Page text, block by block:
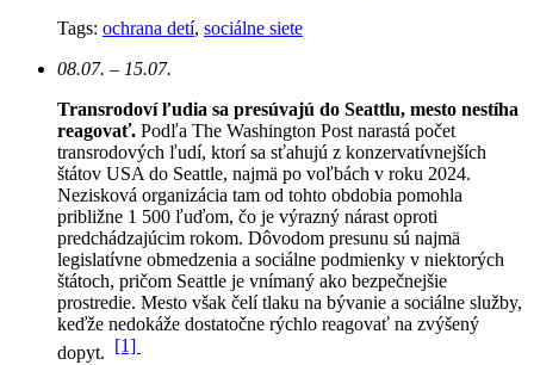
Tags: ochrana detí, sociálne siete
08.07. – 15.07.
Transrodoví ľudia sa presúvajú do Seattlu, mesto nestíha
reagovať. Podľa The Washington Post narastá počet
transrodových ľudí, ktorí sa sťahujú z konzervatívnejších
štátov USA do Seattle, najmä po voľbách v roku 2024.
Nezisková organizácia tam od tohto obdobia pomohla
približne 1 500 ľuďom, čo je výrazný nárast oproti
predchádzajúcim rokom. Dôvodom presunu sú najmä
legislatívne obmedzenia a sociálne podmienky v niektorých
štátoch, pričom Seattle je vnímaný ako bezpečnejšie
prostredie. Mesto však čelí tlaku na bývanie a sociálne služby,
keďže nedokáže dostatočne rýchlo reagovať na zvýšený
dopyt. [1]